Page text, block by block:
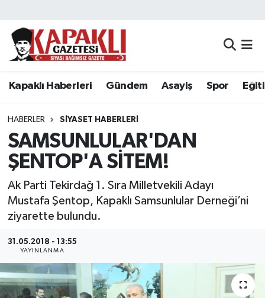
Kapaklı Haberleri Gündem Asayiş Spor
HABERLER SIYASET HABERLERI
SAMSUNLULAR'DAN
ŞENTOP'A SİTEM!
Ak Parti Tekirdağ 1. Sıra Milletvekili Adayı
Mustafa Şentop, Kapaklı Samsunlular Derneği’ni
ziyarette bulundu.
31.05.2018 - 13:55
YAYINLANMA
Kapaklı Haberleri
Asayiş
Spor
Eğitim
Siyaset
Ekonomi
Tekirdağ Nöbetçi Eczaneler
Tekirdağ Namaz Vakitleri
Tekirdağ Trafik Yoğunluk Haritası
Süper Lig Puan Durumu ve Fikstür
Tüm Manşetler